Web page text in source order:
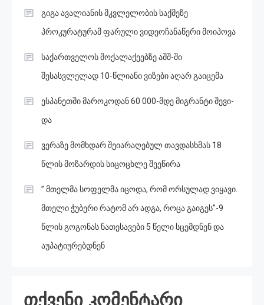
გიგა ავალიანის მკვლელობის საქმეზე
პროკურატურამ ფარული ვიდეოჩანაწერი მოიპოვა
საქართველოს მოქალაქეებზე აშშ-ში
შესასვლელად 10-წლიანი ვიზები აღარ გაიცემა
ესპანეთში მა­რო­კო­დან 60 000-მდე მიგ­რან­ტი შე­ვი­
და
ვერაზე მომხდარ შეიარაღებულ თავდასხმას 18
წლის მოზარდის სიცოცხლე შეეწირა
” მთელმა სოფელმა იცოდა, რომ ორსულად ვიყავი.
მთელი ჭუბერი რატომ არ ადგა, როცა გაიგეს”-9
წლის გოგონას ნათესავები 5 წელი სცემდნენ და
აუპატიურებდნენ